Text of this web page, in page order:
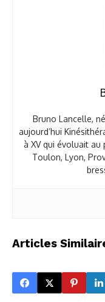
Bruno Lancelle,
aujourd’hui
à XV qui évoluait au
Toulon, Lyon,
Articles